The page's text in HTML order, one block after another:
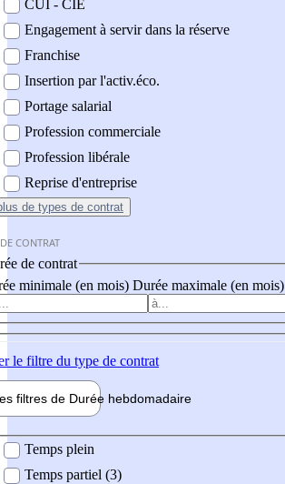
CUI - CIE
Engagement à servir dans la réserve
Franchise
Insertion par l'activ.éco.
Portage salarial
Profession commerciale
Profession libérale
Reprise d'entreprise
de types de contrat
CONTRAT
de contrat
minimale (en mois) Durée maximale (en mois)
le filtre du type de contrat
filtres de Durée hebdomadaire
Temps plein
Temps partiel (3)